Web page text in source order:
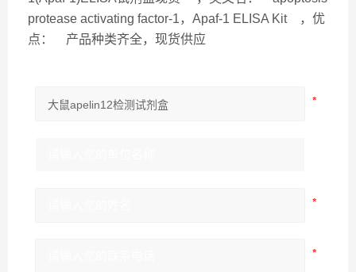
protease activating factor-1，Apaf-1 ELISA Kit ，优
点： 产品种类齐全，现货供应